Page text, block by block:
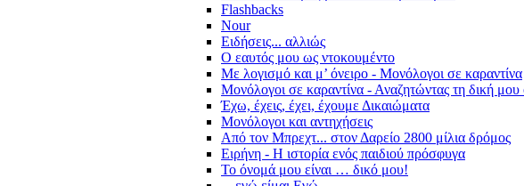
Flashbacks
Nour
Ειδήσεις... αλλιώς
Ο εαυτός μου ως ντοκουμέντο
Με λογισμό και μ’ όνειρο - Μονόλογοι σε καραντίνα
Μονόλογοι σε καραντίνα - Αναζητώντας τη δική
Έχω, έχεις, έχει, έχουμε Δικαιώματα
Μονόλογοι και αντηχήσεις
Από τον Μπρεχτ... στον Δαρείο 2800 μίλια δρόμος
Ειρήνη - Η ιστορία ενός παιδιού πρόσφυγα
Το όνομά μου είναι … δικό μου!